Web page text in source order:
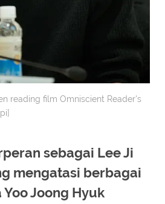
reading film Omniscient Reader's
sebagai Lee Ji
mengatasi berbagai
Joong Hyuk